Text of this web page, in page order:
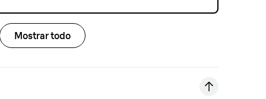
Mostrar todo